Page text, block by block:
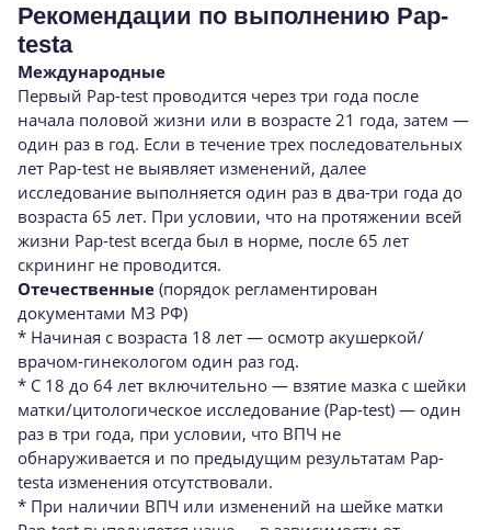
Рекомендации по выполнению Pap-
testа
Международные
Первый Pap-test проводится через три года после
начала половой жизни или в возрасте 21 года, затем —
один раз в год. Если в течение трех последовательных
лет Pap-test не выявляет изменений, далее
исследование выполняется один раз в два-три года до
возраста 65 лет. При условии, что на протяжении всей
жизни Pap-test всегда был в норме, после 65 лет
скрининг не проводится.
Отечественные (порядок регламентирован
документами МЗ РФ)
* Начиная с возраста 18 лет — осмотр акушеркой/
врачом-гинекологом один раз год.
* С 18 до 64 лет включительно — взятие мазка с шейки
матки/цитологическое исследование (Pap-test) — один
раз в три года, при условии, что ВПЧ не
обнаруживается и по предыдущим результатам Pap-
testа изменения отсутствовали.
* При наличии ВПЧ или изменений на шейке матки